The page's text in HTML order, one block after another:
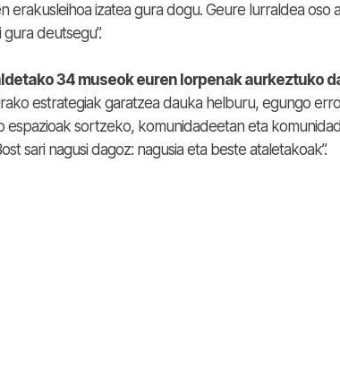
erakusleihoa izatea gura dogu. Geure lurraldea oso
deutsegu”.
34 museok euren lorpenak aurkeztuko
estrategiak garatzea dauka helburu, egungo
sortzeko, komunidadeetan eta
sari nagusi dagoz: nagusia eta beste ataletakoak”.